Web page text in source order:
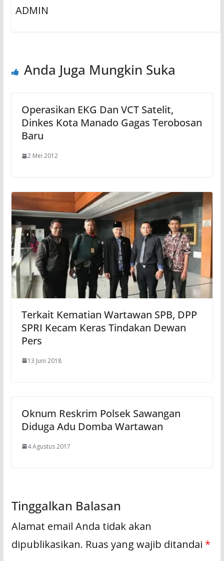
ADMIN
Anda Juga Mungkin Suka
Operasikan EKG Dan VCT Satelit,
Dinkes Kota Manado Gagas Terobosan
Baru
2 Mei 2012
Terkait Kematian Wartawan SPB, DPP
SPRI Kecam Keras Tindakan Dewan
Pers
13 Juni 2018
Oknum Reskrim Polsek Sawangan
Diduga Adu Domba Wartawan
4 Agustus 2017
Tinggalkan Balasan
Alamat email Anda tidak akan
dipublikasikan. Ruas yang wajib ditandai *